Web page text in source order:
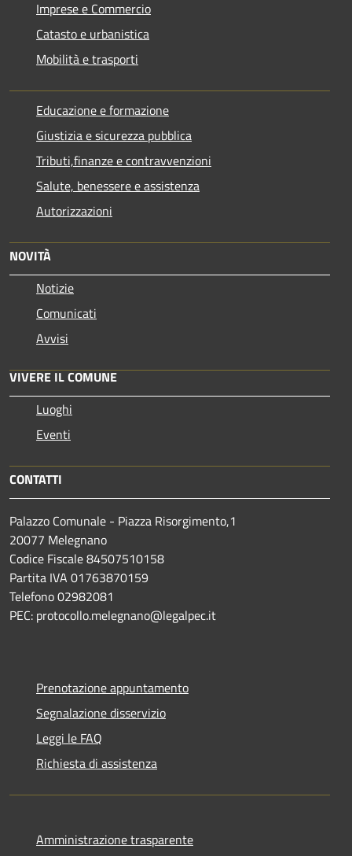
Imprese e Commercio
Catasto e urbanistica
Mobilità e trasporti
Educazione e formazione
Giustizia e sicurezza pubblica
Tributi,finanze e contravvenzioni
Salute, benessere e assistenza
Autorizzazioni
NOVITÀ
Notizie
Comunicati
Avvisi
VIVERE IL COMUNE
Luoghi
Eventi
CONTATTI
Palazzo Comunale - Piazza Risorgimento,1
20077 Melegnano
Codice Fiscale 84507510158
Partita IVA 01763870159
Telefono 02982081
PEC: protocollo.melegnano@legalpec.it
Prenotazione appuntamento
Segnalazione disservizio
Leggi le FAQ
Richiesta di assistenza
Amministrazione trasparente